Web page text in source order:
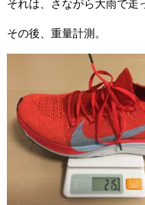
それは、さながら大雨で走
その後、重量計測。